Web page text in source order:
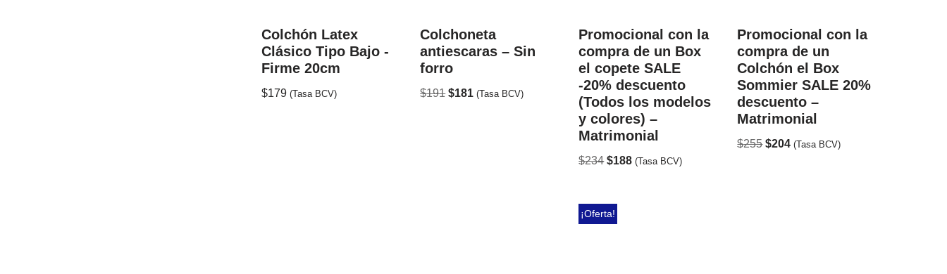
Colchón Latex
Clásico Tipo Bajo -
Firme 20cm
$179 (Tasa BCV)
Colchoneta
antiescaras – Sin
forro
$191 $181 (Tasa BCV)
Promocional con la
compra de un Box
el copete SALE
-20% descuento
(Todos los modelos
y colores) –
Matrimonial
$234 $188 (Tasa BCV)
Promocional con la
compra de un
Colchón el Box
Sommier SALE 20%
descuento –
Matrimonial
$255 $204 (Tasa BCV)
¡Oferta!